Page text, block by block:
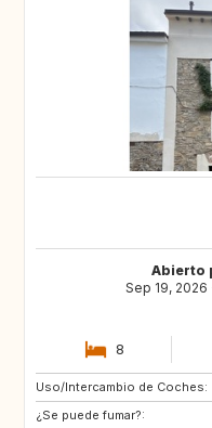
Abierto
Sep 19,
8
Uso/Intercambio de Coches:
¿Se puede fumar?:
ES
ES